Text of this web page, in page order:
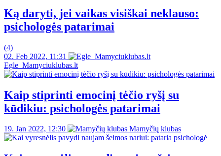
Ką daryti, jei vaikas visiškai neklauso:
psichologės patarimai
(4)
02. Feb 2022, 11:31
Egle_Mamyciuklubas.lt
Kaip stiprinti emocinį tėčio ryšį su
kūdikiu: psichologės patarimai
19. Jan 2022, 12:30 Mamyčių klubas